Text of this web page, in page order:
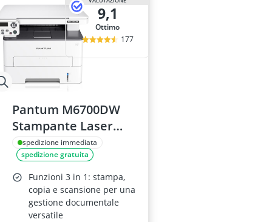
9,1
Ottimo
177
Pantum M6700DW
Stampante Laser
Multifunzione
Monocromatica
spedizione immediata
spedizione gratuita
Funzioni 3 in 1: stampa,
copia e scansione per una
gestione documentale
versatile